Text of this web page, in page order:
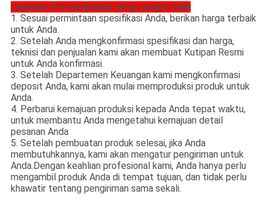
Layanan Pra-penjualan yang sangat baik
1. Sesuai permintaan spesifikasi Anda, berikan harga terbaik
untuk Anda.
2. Setelah Anda mengkonfirmasi spesifikasi dan harga,
teknisi dan penjualan kami akan membuat Kutipan Resmi
untuk Anda konfirmasi.
3. Setelah Departemen Keuangan kami mengkonfirmasi
deposit Anda, kami akan mulai memproduksi produk untuk
Anda.
4. Perbarui kemajuan produksi kepada Anda tepat waktu,
untuk membantu Anda mengetahui kemajuan detail
pesanan Anda
5. Setelah pembuatan produk selesai, jika Anda
membutuhkannya, kami akan mengatur pengiriman untuk
Anda.Dengan keahlian profesional kami, Anda hanya perlu
mengambil produk Anda di tempat tujuan, dan tidak perlu
khawatir tentang pengiriman sama sekali.